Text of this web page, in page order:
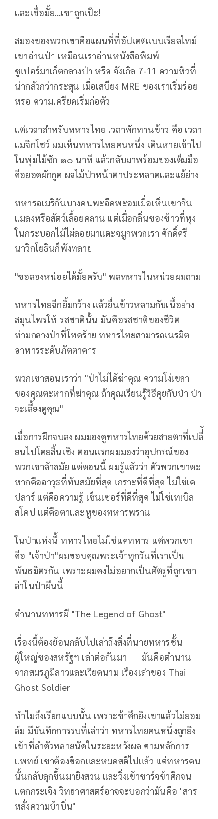
และเชื่อมั้ย...เขาถูกเป๊ะ!
สมองของพวกเขาคือแผนที่ที่อัปเดตแบบเรียลไทม์
เขาอ่านป่า เหมือนเราอ่านหนังสือพิมพ์
ซูเปอร์มาเก็ตกลางป่า หรือ จังเกิล 7-11 ความหิวที่
น่ากลัวกว่ากระสุน เมื่อเสบียง MRE ของเราเริ่มร่อย
หรอ ความเครียดเริ่มก่อตัว
แต่เวลาสำหรับทหารไทย เวลาพักทานข้าว คือ เวลา
แมจิกโชว์ ผมเห็นทหารไทยคนหนึ่ง เดินหายเข้าไป
ในพุ่มไม้ซัก ๑๐ นาที แล้วกลับมาพร้อมของเต็มมือ
คือยอดผักกูด ผลไม้ป่าหน้าตาประหลาดและแย้ย่าง
ทหารอเมริกันบางคนพะอืดพะอมเมื่อเห็นเขากิน
แมลงหรือสัตว์เลื้อยคลาน แต่เมื่อกลิ่นของข้าวที่หุง
ในกระบอกไม้ไผ่ลอยมาแตะจมูกพวกเรา ศักดิ์ศรี
นาวิกโยธินก็พังทลาย
"ขอลองหน่อยได้มั้ยครับ" พลทหารในหน่วยผมถาม
ทหารไทยฉีกยิ้มกว้าง แล้วยื่นข้าวหลามกับเนื้อย่าง
สมุนไพรให้ รสชาตินั้น มันคือรสชาติของชีวิต
ท่ามกลางป่าที่โหดร้าย ทหารไทยสามารถเนรมิต
อาหารระดับภัตตาคาร
พวกเขาสอนเราว่า "ป่าไม่ได้ฆ่าคุณ ความโง่เขลา
ของคุณตะหากที่ฆ่าคุณ ถ้าคุณเรียนรู้วิธีคุยกับป่า ป่า
จะเลี้ยงดูคุณ"
เมื่อการฝึกจบลง ผมมองดูทหารไทยด้วยสายตาที่เปลี่้
ยนไปโดยสิ้นเชิง ตอนแรกผมมองว่าอุปกรณ์ของ
พวกเขาล้าสมัย แต่ตอนนี้ ผมรู้แล้วว่า ตัวพวกเขาตะ
หากคืออาวุธที่ทันสมัยที่สุด เกราะที่ดีที่สุด ไม่ใช่เค
ปลาร์ แต่คือความรู้ เซ็นเซอร์ที่ดีที่สุด ไม่ใช่เทเบิล
สโคป แต่คือตาและหูของทหารพราน
ในป่าแห่งนี้ ทหารไทยไม่ใช่แค่ทหาร แต่พวกเขา
คือ "เจ้าป่า"ผมขอบคุณพระเจ้าทุกวันที่เราเป็น
พันธมิตรกัน เพราะผมคงไม่อยากเป็นศัตรูที่ถูกเขา
ล่าในป่าผืนนี้
ตำนานทหารผี "The Legend of Ghost"
เรื่องนี้ต้องย้อนกลับไปเล่าถึงสิ่งที่นายทหารชั้น
ผู้ใหญ่ของสหรัฐฯ เล่าต่อกันมา มันคือตำนาน
จากสมรภูมิลาวและเวียดนาม เรื่องเล่าของ Thai
Ghost Soldier
ทำไมถึงเรียกแบบนั้น เพราะข้าศึกยิงเขาแล้วไม่ยอม
ล้ม มีบันทึกการรบที่เล่าว่า ทหารไทยคนหนึ่งถูกยิง
เข้าที่ลำตัวหลายนัดในระยะหวังผล ตามหลักการ
แพทย์ เขาต้องช็อกและหมดสติไปแล้ว แต่ทหารคน
นั้นกลับลุกขึ้นมายิงสวน และวิ่งเข้าชาร์จข้าศึกจน
แตกกระเจิง วิทยาศาสตร์อาจจะบอกว่ามันคือ "สาร
หลั่งความบ้าบิ่น"